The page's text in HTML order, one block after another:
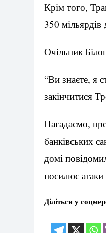
Крім того,
350
Очільник
“Ви знаєте, я
закінчитися
Нагадаємо,
банківських
домі
посилює атаки
Діліться у